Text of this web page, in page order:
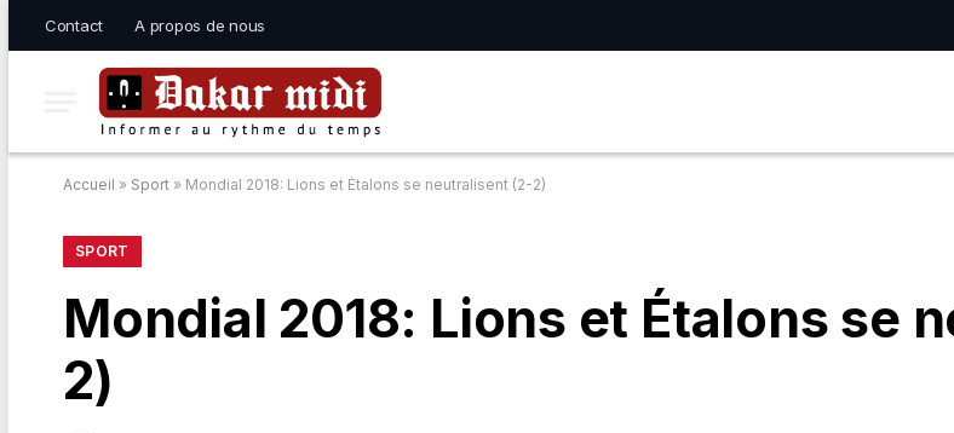
Contact A propos de nous
Accueil » Sport » Mondial 2018: Lions et Étalons se neutralisent (2-2)
SPORT
Mondial 2018: Lions et Étalons se
2)